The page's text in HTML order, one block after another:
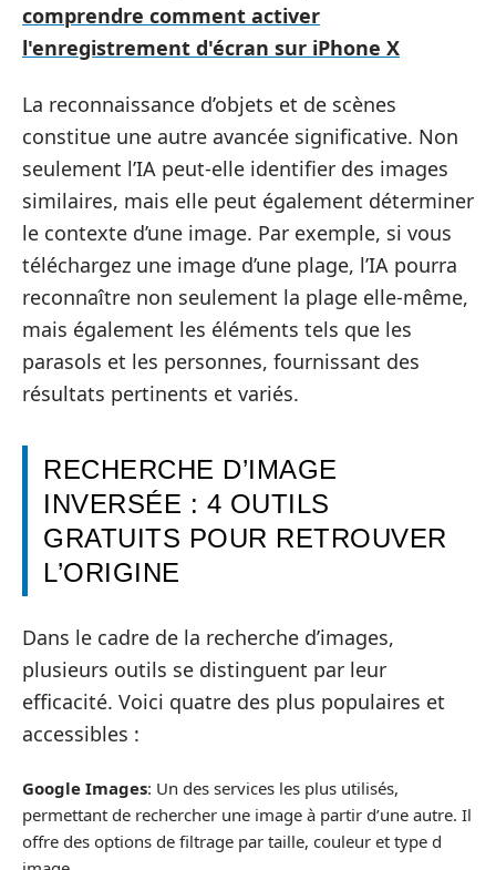
comprendre comment activer
l'enregistrement d'écran sur iPhone X
La reconnaissance d’objets et de scènes
constitue une autre avancée significative. Non
seulement l’IA peut-elle identifier des images
similaires, mais elle peut également déterminer
le contexte d’une image. Par exemple, si vous
téléchargez une image d’une plage, l’IA pourra
reconnaître non seulement la plage elle-même,
mais également les éléments tels que les
parasols et les personnes, fournissant des
résultats pertinents et variés.
RECHERCHE D’IMAGE
INVERSÉE : 4 OUTILS
GRATUITS POUR RETROUVER
L’ORIGINE
Dans le cadre de la recherche d’images,
plusieurs outils se distinguent par leur
efficacité. Voici quatre des plus populaires et
accessibles :
Google Images: Un des services les plus utilisés,
permettant de rechercher une image à partir d’une autre. Il
offre des options de filtrage par taille, couleur et type d